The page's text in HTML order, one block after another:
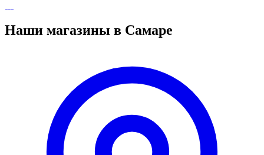
Наши магазины в Самаре